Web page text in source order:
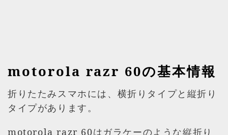
motorola razr 60の基本情報
折りたたみスマホには、横折りタイプと縦折り
タイプがあります。
motorola razr 60はガラケーのような縦折り